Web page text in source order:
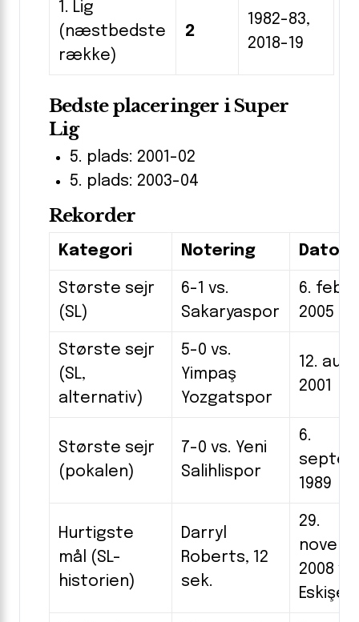
1. Lig
(næstbedste
række)
2
1982-83,
2018-19
Bedste placeringer i Super
Lig
5. plads: 2001-02
5. plads: 2003-04
Rekorder
Kategori Notering Dato/
Største sejr
(SL)
6-1 vs.
Sakaryaspor
6.
2005
Største sejr
(SL,
alternativ)
5-0 vs.
Yimpaş
Yozgatspor
12.
2001
Største sejr
(pokalen)
7-0 vs. Yeni
Salihlispor
6.
1989
Hurtigste
mål (SL-
historien)
Darryl
Roberts, 12
sek.
29.
2008 vs.